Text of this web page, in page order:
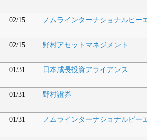
02/15 ノムラインターナショナルピー
02/15 野村アセットマネジメント
01/31 日本成長投資アライアンス
01/31 野村證券
01/31 ノムラインターナショナルピー